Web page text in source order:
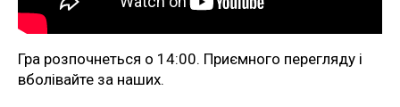
Гра розпочнеться о 14:00. Приємного перегляду і
вболівайте за наших.